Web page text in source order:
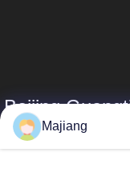
Beijing
Majiang